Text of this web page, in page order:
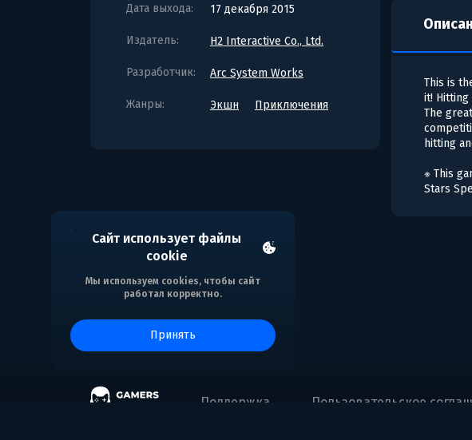
Сайт использует файлы
cookie
Мы используем cookies, чтобы сайт
работал корректно.
принять
Дата выхода: 17 декабря 2015
Издатель: H2 Interactive Co., Ltd.
Разработчик: Arc System Works
Жанры: Экшн Приключения
This is
it!
The
hitting
※ This
Stars
Поддержка Пользовательское